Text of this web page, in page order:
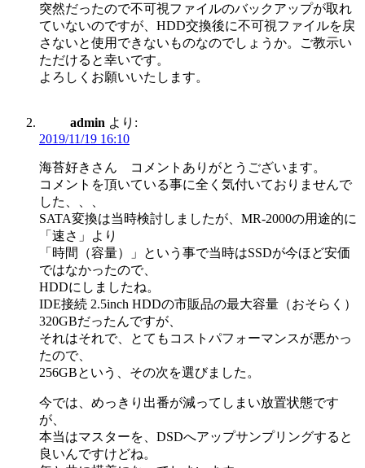
突然だったので不可視ファイルのバックアップが取れ
ていないのですが、HDD交換後に不可視ファイルを戻
さないと使用できないものなのでしょうか。ご教示い
ただけると幸いです。
よろしくお願いいたします。
admin より:
2019/11/19 16:10
海苔好きさん コメントありがとうございます。
コメントを頂いている事に全く気付いておりませんで
した、、、
SATA変換は当時検討しましたが、MR-2000の用途的に
「速さ」より
「時間（容量）」という事で当時はSSDが今ほど安価
ではなかったので、
HDDにしましたね。
IDE接続 2.5inch HDDの市販品の最大容量（おそらく）
320GBだったんですが、
それはそれで、とてもコストパフォーマンスが悪かっ
たので、
256GBという、その次を選びました。
今では、めっきり出番が減ってしまい放置状態です
が、
本当はマスターを、DSDへアップサンプリングすると
良いんですけどね。